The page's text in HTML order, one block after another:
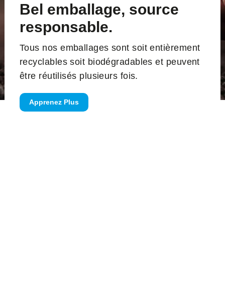
Bel emballage, source
responsable.
Tous nos emballages sont soit entièrement
recyclables soit biodégradables et peuvent
être réutilisés plusieurs fois.
Apprenez Plus